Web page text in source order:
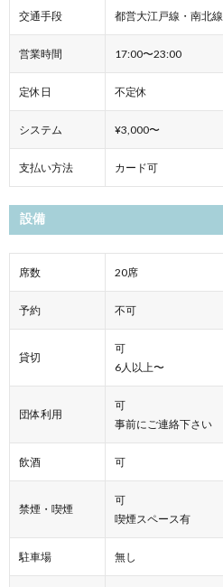
交通手段 都営大江戸線・南北線
営業時間 17:00〜23:00
定休日 不定休
システム ¥3,000〜
支払い方法 カード可
設備
席数 20席
予約 不可
貸切
可
6人以上〜
団体利用
可
事前にご連絡下さい
飲酒 可
禁煙・喫煙
可
喫煙スペース有
駐車場 無し